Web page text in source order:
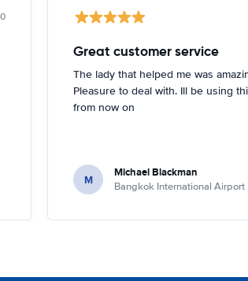
Great customer service
The lady that helped me was
Pleasure to deal with. Ill be using
from now on
M Michael Blackman
Bangkok International Airport